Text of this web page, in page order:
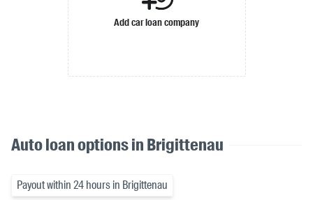
Add car loan company
Auto loan options in Brigittenau
Payout within 24 hours in Brigittenau